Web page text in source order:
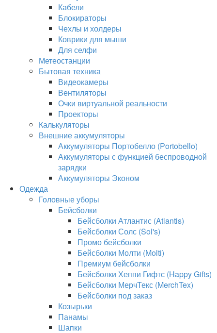
Кабели
Блокираторы
Чехлы и холдеры
Коврики для мыши
Для селфи
Метеостанции
Бытовая техника
Видеокамеры
Вентиляторы
Очки виртуальной реальности
Проекторы
Калькуляторы
Внешние аккумуляторы
Аккумуляторы Портобелло (Portobello)
Аккумуляторы с функцией беспроводной
зарядки
Аккумуляторы Эконом
Одежда
Головные уборы
Бейсболки
Бейсболки Атлантис (Atlantis)
Бейсболки Солс (Sol's)
Промо бейсболки
Бейсболки Молти (Molti)
Премиум бейсболки
Бейсболки Хеппи Гифтс (Happy Gifts)
Бейсболки МерчТекс (MerchTex)
Бейсболки под заказ
Козырьки
Панамы
Шапки